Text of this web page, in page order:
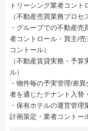
トリーシング業者コント
（不動産売買業務プロセ
・グループでの不動産
者コントロール・買主/
コントール）
（不動産賃貸実務・予
ル）
・物件毎の予実管理/差
者を通じたテナント入替
・保有ホテルの運営管
計画策定・業者コントー